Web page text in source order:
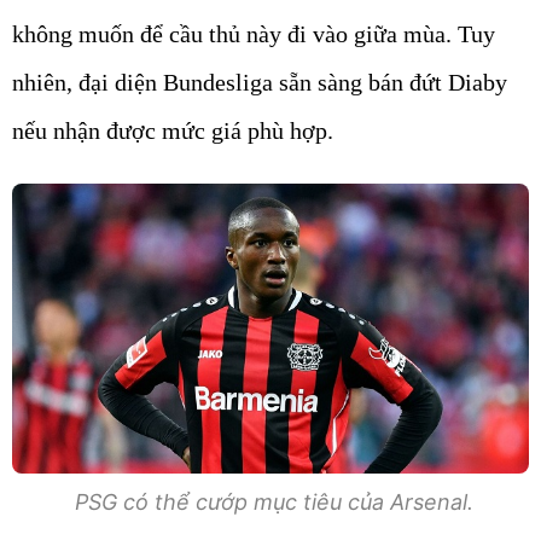
không muốn để cầu thủ này đi vào giữa mùa. Tuy
nhiên, đại diện Bundesliga sẵn sàng bán đứt Diaby
nếu nhận được mức giá phù hợp.
PSG có thể cướp mục tiêu của Arsenal.